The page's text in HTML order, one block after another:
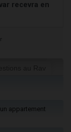
recevra en
appartement